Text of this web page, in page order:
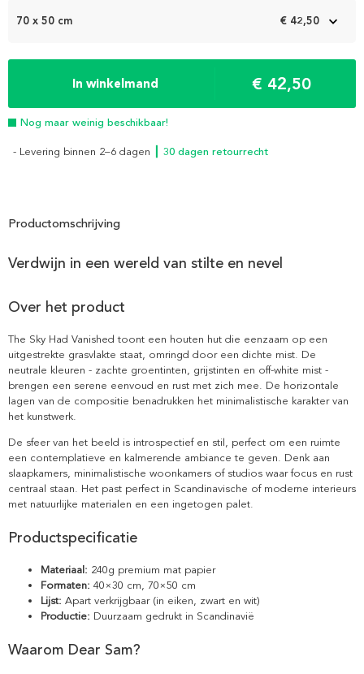
70 x 50 cm € 42,50
In winkelmand € 42,50
Nog maar weinig beschikbaar!
- Levering binnen 2–6 dagen ┃ 30 dagen retourrecht
Productomschrijving
Verdwijn in een wereld van stilte en nevel
Over het product
The Sky Had Vanished toont een houten hut die eenzaam op een
uitgestrekte grasvlakte staat, omringd door een dichte mist. De
neutrale kleuren - zachte groentinten, grijstinten en off-white mist -
brengen een serene eenvoud en rust met zich mee. De horizontale
lagen van de compositie benadrukken het minimalistische karakter van
het kunstwerk.
De sfeer van het beeld is introspectief en stil, perfect om een ruimte
een contemplatieve en kalmerende ambiance te geven. Denk aan
slaapkamers, minimalistische woonkamers of studios waar focus en rust
centraal staan. Het past perfect in Scandinavische of moderne interieurs
met natuurlijke materialen en een ingetogen palet.
Productspecificatie
Materiaal: 240g premium mat papier
Formaten: 40×30 cm, 70×50 cm
Lijst: Apart verkrijgbaar (in eiken, zwart en wit)
Productie: Duurzaam gedrukt in Scandinavië
Waarom Dear Sam?